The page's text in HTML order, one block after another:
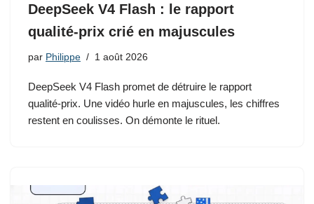
DeepSeek V4 Flash : le rapport
qualité-prix crié en majuscules
par Philippe 1 août 2026
DeepSeek V4 Flash promet de détruire le rapport
qualité-prix. Une vidéo hurle en majuscules, les chiffres
restent en coulisses. On démonte le rituel.